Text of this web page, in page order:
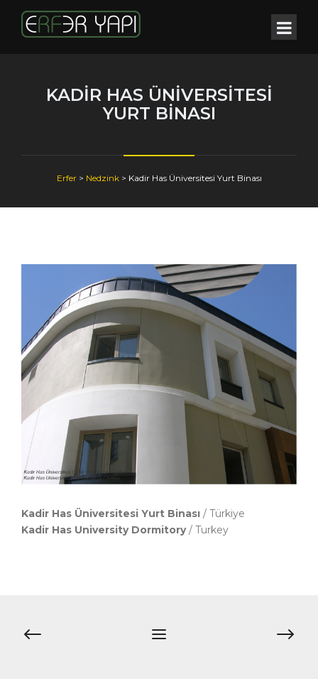
KADIR HAS ÜNIVERSITESI
YURT BINASI
Erfer> Nedzink> Kadir Has Üniversitesi Yurt Binası
Kadir Has Üniversitesi Yurt Binası / Türkiye
Kadir Has University Dormitory/ Turkey
Yazı